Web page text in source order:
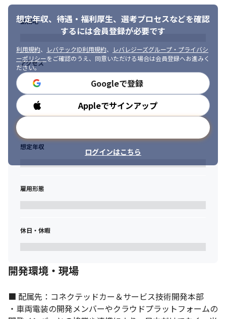
す。「ゼロから1を創りだせる」日産自動車ならではの新しい価値
の提供に、一緒にチャレンジしてくれる仲間を探しています。
＜事業に関して＞
・電動化技術の先駆者として、世界初となる電気自動車（EV）
『リーフ』をはじめとするさまざまなニーズに応じた自動車を提
供しています（※）
・1933年12月の設立以来、「他のやらぬことを、やる」という日
産DNAのもと、高い技術力と品質の高いサービスを提供し続けて
います
■ この仕事の面白み、魅力
・次世代をリードするCASE車の開発の一翼を担うサービスを世界
中のお客様に提供し、満足し、喜んでいただけることに貢献でき
ます
・コネクテッドカー＆サービス全般の知識や、車両開発に対応し
たコネクテッド＆サービス開発の知識とスキル、プロジェクトマ
ます
・コネクテッド関連以外の部品の設計や実験する機会や、海外拠
点/海外を含むサプライヤーとのコミュニケ―ションの機会が多い
得られます
※出典：Forbes
想定年収、待遇・福利厚生、 選考プロセスなどを確認
するには会員登録が必要です
利用規約、 レバテックID利用規約、
レバレジーズグループ・プライバシ
ーポリシーをご確認のうえ、同意いただける場合は会員登録へお進みく
ださい。
Googleで登録
Appleでサインアップ
ログインはこちら
勤務地
アクセス
勤務時間
想定年収
雇用形態
休日・休暇
開発環境・現場
■ 配属先：コネクテッドカー＆サービス技術開発本部
・車両電装の開発メンバーやクラウドプラットフォームの